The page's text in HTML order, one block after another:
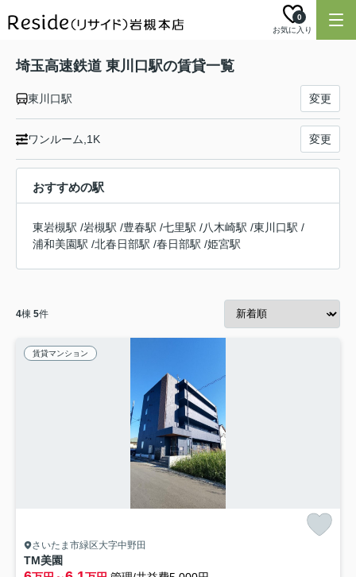
お気に入り
0
埼玉高速鉄道 東川口駅の賃貸一覧
東川口駅 変更
ワンルーム,1K 変更
おすすめの駅
東岩槻駅 /岩槻駅 /豊春駅 /七里駅 /八木崎駅 /東川口駅 /
浦和美園駅 /北春日部駅 /春日部駅 /姫宮駅
4棟 5件
賃貸マンション
さいたま市緑区大字中野田
TM美園